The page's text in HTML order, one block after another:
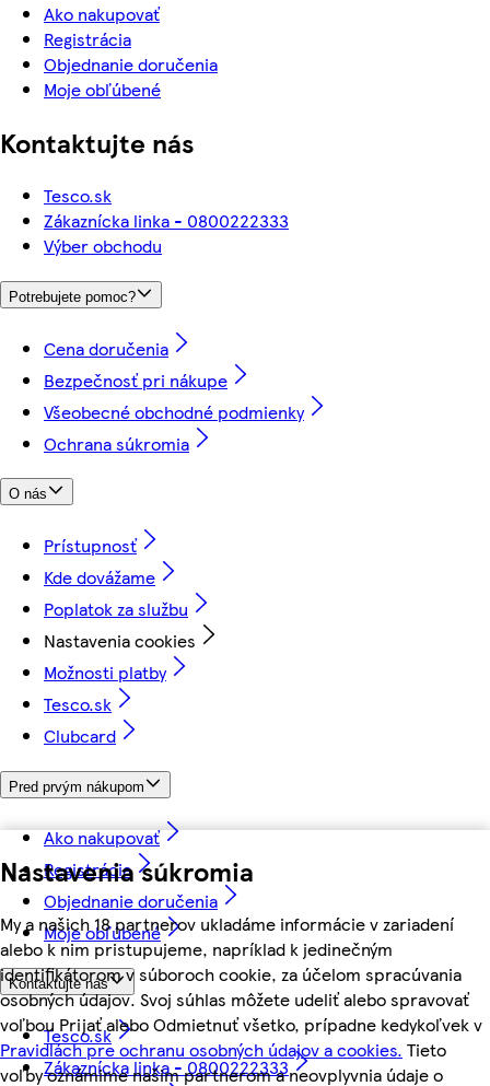
Nastavenia súkromia
My a našich 18 partnerov ukladáme informácie v zariadení
alebo k nim pristupujeme, napríklad k jedinečným
identifikátorom v súboroch cookie, za účelom spracúvania
osobných údajov. Svoj súhlas môžete udeliť alebo spravovať
voľbou Prijať alebo Odmietnuť všetko, prípadne kedykoľvek v
Pravidlách pre ochranu osobných údajov a cookies. Tieto
voľby oznámime našim partnerom a neovplyvnia údaje o
Ako nakupovať
Registrácia
Objednanie doručenia
Moje obľúbené
Kontaktujte nás
Tesco.sk
Zákaznícka linka - 0800222333
Výber obchodu
Potrebujete pomoc?
Cena doručenia
Bezpečnosť pri nákupe
Všeobecné obchodné podmienky
Ochrana súkromia
O nás
Prístupnosť
Kde dovážame
Poplatok za službu
Nastavenia cookies
Možnosti platby
Tesco.sk
Clubcard
Pred prvým nákupom
Ako nakupovať
Registrácia
Objednanie doručenia
Moje obľúbené
Kontaktujte nás
Tesco.sk
Zákaznícka linka - 0800222333